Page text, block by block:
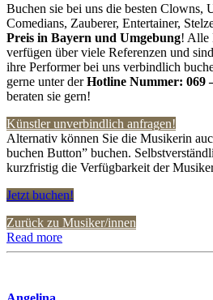
Buchen sie bei uns die besten Clowns,
Comedians, Zauberer, Entertainer,
Preis in Bayern und Umgebung! Alle
verfügen über viele Referenzen und
ihre Performer bei uns verbindlich
gerne unter derHotline Nummer: 069
beraten sie gern!
Künstler unverbindlich anfragen!
Alternativ können Sie die Musikerin
buchen Button” buchen.
kurzfristig die Verfügbarkeit der
Jetzt buchen!
Zurück zu Musiker/innen
Read more